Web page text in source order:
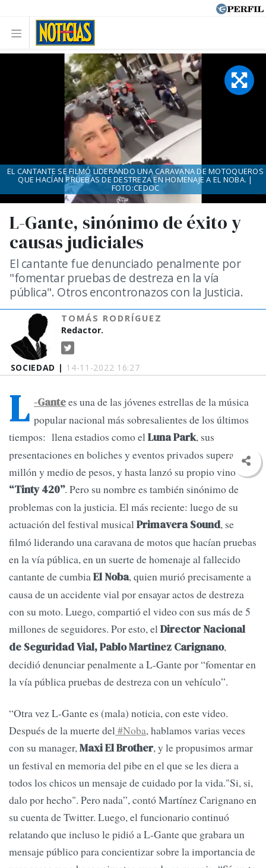
SOCIEDAD | 14-11-2022 16:27
L-Gante, sinónimo de éxito y
causas judiciales
El cantante fue denunciado penalmente por
"fomentar pruebas de destreza en la vía
pública". Otros encontronazos con la Justicia.
TOMÁS RODRÍGUEZ
Redactor.
EL CANTANTE SE FILMÓ LIDERANDO UNA CARAVANA DE MOTOQUEROS
QUE HACÍAN PRUEBAS DE DESTREZA EN HOMENAJE A EL NOBA. |
FOTO:CEDOC
L -Gantees una de las jóvenes estrellas de la música
popular nacional más sobresalientes de los últimos
tiempos: llena estadios como elLuna Park, sus
presentaciones en boliches y eventos privados superan el
millón y medio de pesos, y hasta lanzó su propio vino
“Tinty 420”. Pero su nombre es también sinónimo de
problemas con la justicia. El más reciente: luego de su
actuación del festival musicalPrimavera Sound, se
filmó liderando una caravana de motos que hacían pruebas
en la vía pública, en un suerte de homenaje al fallecido
cantante de cumbiaEl Noba, quien murió precisamente a
causa de un accidente vial por ensayar actos de destreza
con su moto. Luego, compartió el video con sus más de 5
millones de seguidores. Por esto, elDirector Nacional
de Seguridad Vial, Pablo Martinez Carignano,
decidió denunciar penalmente a L-Gante por “fomentar en
la vía pública pruebas de destreza con un vehículo”.
“Otra vez L-Gante es (mala) noticia, con este video.
Después de la muerte del#Noba, hablamos varias veces
con su manager,Maxi El Brother, y le propusimos armar
un festival en memoria del pibe en el que se les diera a
todos los chicos un mensaje de cuidado por la vida."Si, si,
dalo por hecho". Pero nada”, contó Martínez Carignano en
su cuenta de Twitter. Luego, el funcionario continuó
relatando que incluso le pidió a L-Gante que grabara un
mensaje público para concientizar sobre la importancia de